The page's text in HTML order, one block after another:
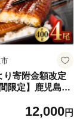
り寄附金額改定
限定】鹿児島県
12,000円